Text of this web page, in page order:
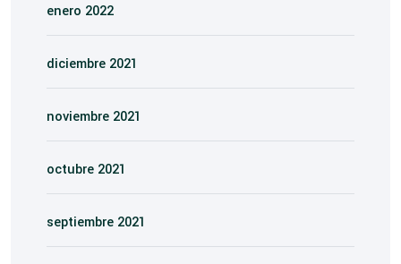
enero 2022
diciembre 2021
noviembre 2021
octubre 2021
septiembre 2021